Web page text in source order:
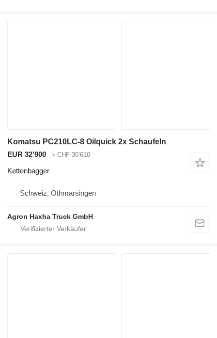
Komatsu PC210LC-8 Oilquick 2x Schaufeln
EUR 32’900
≈ CHF 30’610
Kettenbagger
Schweiz, Othmarsingen
Agron Haxha Truck GmbH